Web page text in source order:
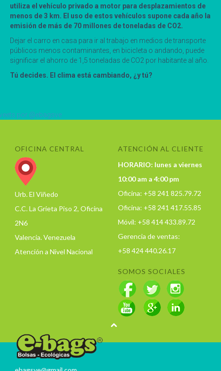
utiliza el vehículo privado a motor para desplazamientos de
menos de 3 km. El uso de estos vehículos supone cada año la
emisión de más de 70 millones de toneladas de CO2.
Dejar el carro en casa para ir al trabajo en medios de transporte
públicos menos contaminantes, en bicicleta o andando, puede
significar el ahorro de 1,5 toneladas de CO2 por habitante al año.
Tú decides. El clima está cambiando, ¿y tú?
por @ebagsve
OFICINA CENTRAL
Urb. El Viñedo
C.C. La Grieta Piso 2, Oficina
2N6
Valencia. Venezuela
Atención a Nivel Nacional
ATENCIÓN AL CLIENTE
HORARIO: lunes a viernes
10:00 am a 4:00 pm
Oficina: +58 241 825.79.72
Oficina: +58 241 417.55.85
Móvil: +58 414 433.89.72
Gerencia de ventas:
+58 424 440.26.17
SOMOS SOCIALES